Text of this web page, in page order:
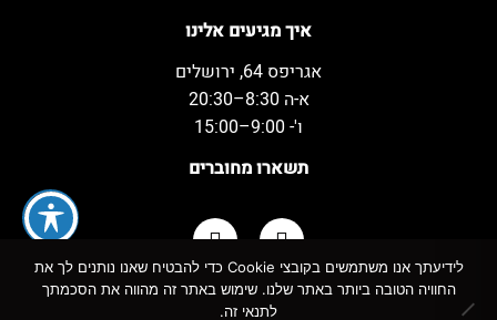
איך מגיעים אלינו
אגריפס 64, ירושלים
א-ה 8:30–20:30
ו'- 9:00–15:00
תשארו מחוברים
כל הזכויות שמורות למשקאות המשמח ©
לידיעתך אנו משתמשים בקובצי Cookie כדי להבטיח שאנו נותנים לך את
החוויה הטובה ביותר באתר שלנו. שימוש באתר זה מהווה את הסכמתך
לתנאי זה.